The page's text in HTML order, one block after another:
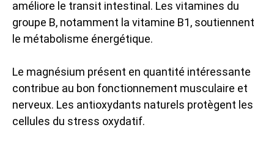
améliore le transit intestinal. Les vitamines du
groupe B, notamment la vitamine B1, soutiennent
le métabolisme énergétique.
Le magnésium présent en quantité intéressante
contribue au bon fonctionnement musculaire et
nerveux. Les antioxydants naturels protègent les
cellules du stress oxydatif.